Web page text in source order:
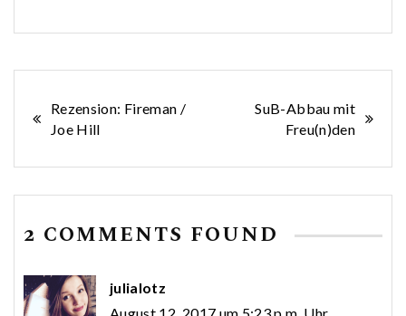
Beitragsnavigation
Rezension: Fireman /
Joe Hill
SuB-Abbau mit
Freu(n)den
2 COMMENTS FOUND
julialotz